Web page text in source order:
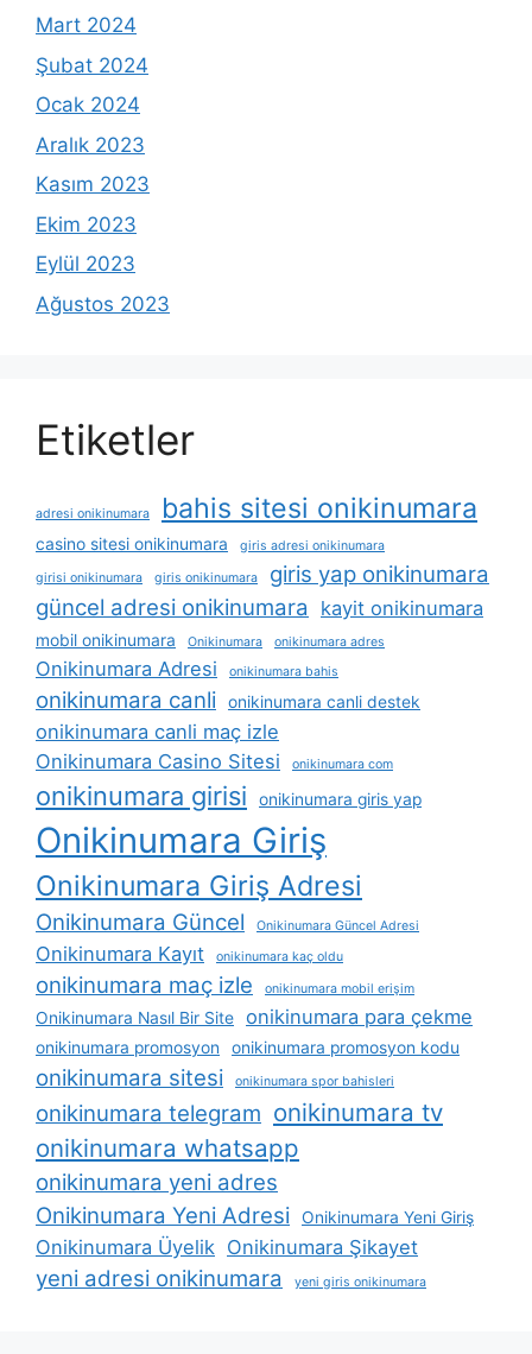
Mart 2024
Şubat 2024
Ocak 2024
Aralık 2023
Kasım 2023
Ekim 2023
Eylül 2023
Ağustos 2023
Etiketler
adresi onikinumara bahis sitesi onikinumara
casino sitesi onikinumara giris adresi onikinumara
girisi onikinumara giris onikinumara
giris yap onikinumara
güncel adresi onikinumara
kayit onikinumara
mobil onikinumara Onikinumara onikinumara adres
Onikinumara Adresi onikinumara bahis
onikinumara canli onikinumara canli destek
onikinumara canli maç izle
Onikinumara Casino Sitesi
onikinumara com
onikinumara girisi onikinumara giris yap
Onikinumara Giriş
Onikinumara Giriş Adresi
Onikinumara Güncel Onikinumara Güncel Adresi
Onikinumara Kayıt onikinumara kaç oldu
onikinumara maç izle onikinumara mobil erişim
Onikinumara Nasıl Bir Site onikinumara para çekme
onikinumara promosyon onikinumara promosyon kodu
onikinumara sitesi onikinumara spor bahisleri
onikinumara telegram onikinumara tv
onikinumara whatsapp
onikinumara yeni adres
Onikinumara Yeni Adresi
Onikinumara Yeni Giriş
Onikinumara Üyelik Onikinumara Şikayet
yeni adresi onikinumara yeni giris onikinumara